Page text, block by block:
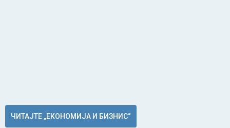
ЧИТАЈТЕ „ЕКОНОМИЈА И БИЗНИС“